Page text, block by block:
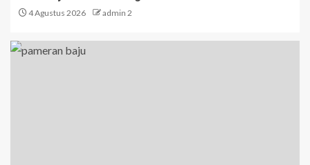
4 Agustus 2026 admin 2